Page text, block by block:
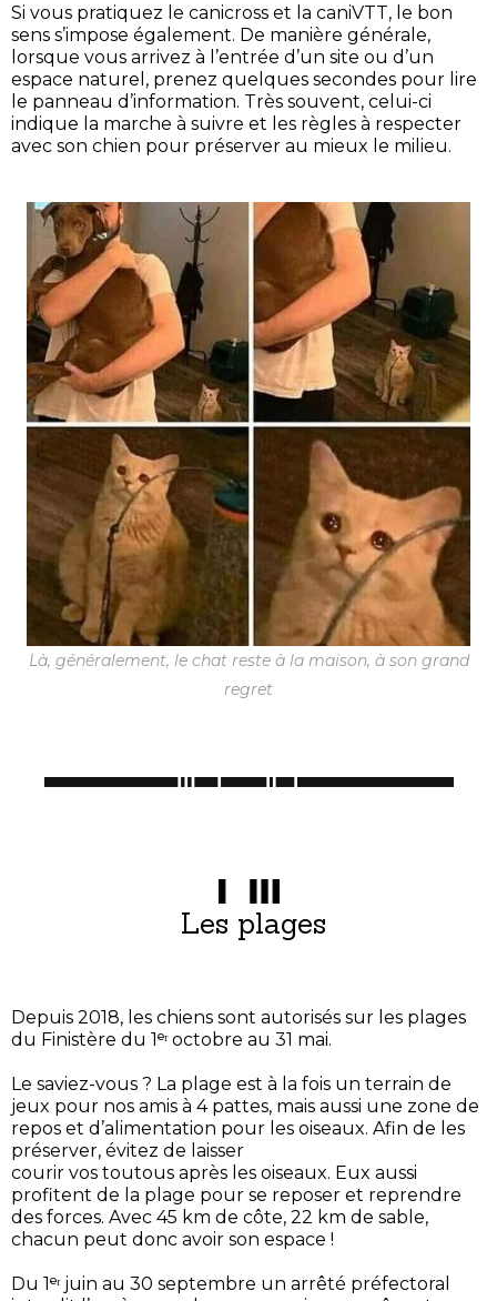
Si vous pratiquez le canicross et la caniVTT, le bon
sens s’impose également. De manière générale,
lorsque vous arrivez à l’entrée d’un site ou d’un
espace naturel, prenez quelques secondes pour lire
le panneau d’information. Très souvent, celui-ci
indique la marche à suivre et les règles à respecter
avec son chien pour préserver au mieux le milieu.
Là, généralement, le chat reste à la maison, à son grand
regret
Les plages
Depuis 2018, les chiens sont autorisés sur les plages
du Finistère du 1ᵉʳ octobre au 31 mai.
Le saviez-vous ? La plage est à la fois un terrain de
jeux pour nos amis à 4 pattes, mais aussi une zone de
repos et d’alimentation pour les oiseaux. Afin de les
préserver, évitez de laisser
courir vos toutous après les oiseaux. Eux aussi
profitent de la plage pour se reposer et reprendre
des forces. Avec 45 km de côte, 22 km de sable,
chacun peut donc avoir son espace !
Du 1ᵉʳ juin au 30 septembre un arrêté préfectoral